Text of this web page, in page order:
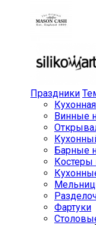
Праздники
Винные
Барные
Костеры
Фартуки